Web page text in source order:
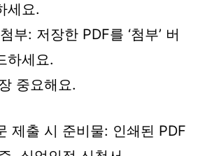
세요.
부: 저장한 PDF를 ‘첨부’ 버
하세요.
중요해요.
제출 시 준비물: 인쇄된 PDF